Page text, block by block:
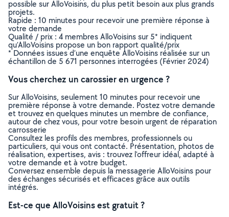
possible sur AlloVoisins, du plus petit besoin aux plus grands
projets.
Rapide : 10 minutes pour recevoir une première réponse à
votre demande
Qualité / prix : 4 membres AlloVoisins sur 5* indiquent
qu’AlloVoisins propose un bon rapport qualité/prix
* Données issues d’une enquête AlloVoisins réalisée sur un
échantillon de 5 671 personnes interrogées (Février 2024)
Vous cherchez un carossier en urgence ?
Sur AlloVoisins, seulement 10 minutes pour recevoir une
première réponse à votre demande. Postez votre demande
et trouvez en quelques minutes un membre de confiance,
autour de chez vous, pour votre besoin urgent de réparation
carrosserie
Consultez les profils des membres, professionnels ou
particuliers, qui vous ont contacté. Présentation, photos de
réalisation, expertises, avis : trouvez l'offreur idéal, adapté à
votre demande et à votre budget.
Conversez ensemble depuis la messagerie AlloVoisins pour
des échanges sécurisés et efficaces grâce aux outils
intégrés.
Est-ce que AlloVoisins est gratuit ?